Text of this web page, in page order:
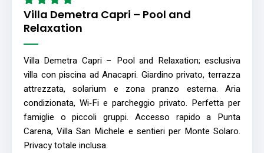
Villa Demetra Capri – Pool and
Relaxation
Villa Demetra Capri – Pool and Relaxation; esclusiva
villa con piscina ad Anacapri. Giardino privato, terrazza
attrezzata, solarium e zona pranzo esterna. Aria
condizionata, Wi‑Fi e parcheggio privato. Perfetta per
famiglie o piccoli gruppi. Accesso rapido a Punta
Carena, Villa San Michele e sentieri per Monte Solaro.
Privacy totale inclusa.